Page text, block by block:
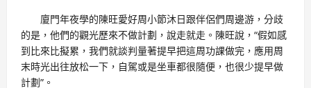
廈門年夜學的陳旺愛好周小節沐日跟伴侶們周邊游，分歧
的是，他們的觀光歷來不做計劃，說走就走。陳旺說，“假如感
到比來比擬累，我們就談判量著提早把這周功課做完，應用周
末時光出往放松一下，自駕或是坐車都很隨便，也很少提早做
計劃”。